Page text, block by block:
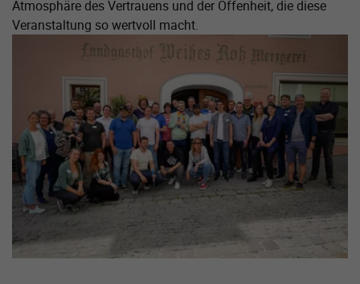
Zeige größere Version von:
Atmosphäre des Vertrauens und der Offenheit, die diese
Veranstaltung so wertvoll macht.